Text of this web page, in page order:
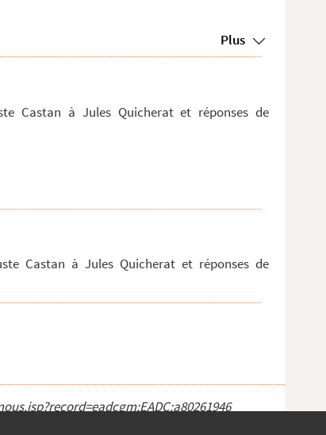
Plus
Castan à Jules Quicherat et réponses de
Castan à Jules Quicherat et réponses de